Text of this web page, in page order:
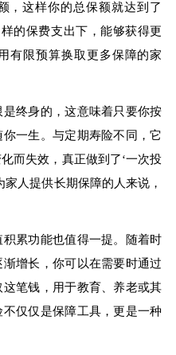
，这样你的总保额就达到了
的保费支出下，能够获得更
有限预算换取更多保障的家
终身的，这意味着只要你按
一生。与定期寿险不同，它
而失效，真正做到了‘一次投
人提供长期保障的人来说，
累功能也值得一提。随着时
增长，你可以在需要时通过
笔钱，用于教育、养老或其
仅仅是保障工具，更是一种